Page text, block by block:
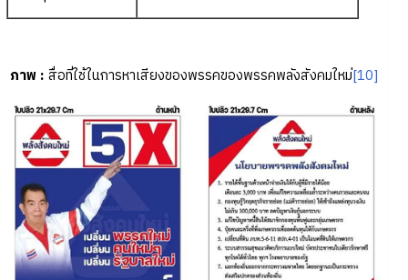
ภาพ : สื่อที่ใช้ในการหาเสียงของพรรคของพรรคพลังสังคมใหม่[10]